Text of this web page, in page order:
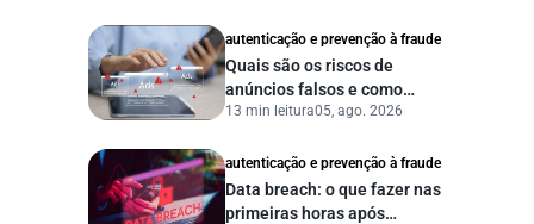
autenticação e prevenção à fraude
Quais são os riscos de
anúncios falsos e como
proteger seu negócio?
13 min leitura05, ago. 2026
autenticação e prevenção à fraude
Data breach: o que fazer nas
primeiras horas após